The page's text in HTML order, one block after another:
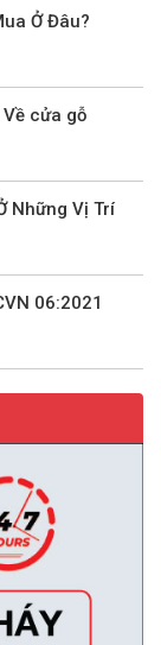
Ở Đâu?
cửa gỗ
Những Vị Trí
06:2021